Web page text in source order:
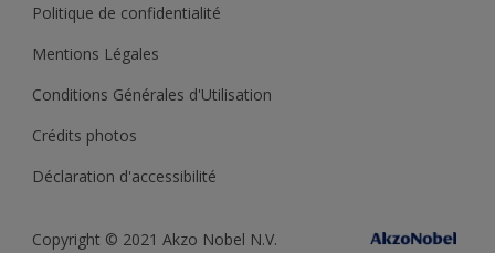
Politique de confidentialité
Mentions Légales
Conditions Générales d'Utilisation
Crédits photos
Déclaration d'accessibilité
Copyright © 2021 Akzo Nobel N.V.